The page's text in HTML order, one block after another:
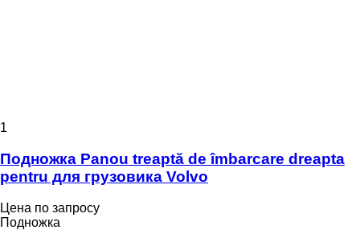
1
Подножка Panou treaptă de îmbarcare dreapta
pentru для грузовика Volvo
Цена по запросу
Подножка